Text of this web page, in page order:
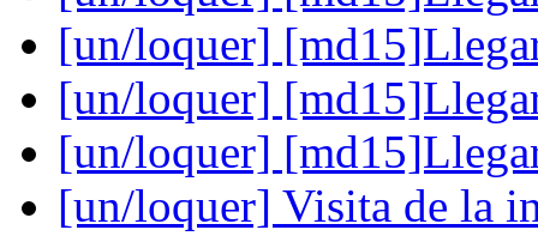
[un/loquer]
[un/loquer]
[un/loquer]
[un/loquer] Visita de la